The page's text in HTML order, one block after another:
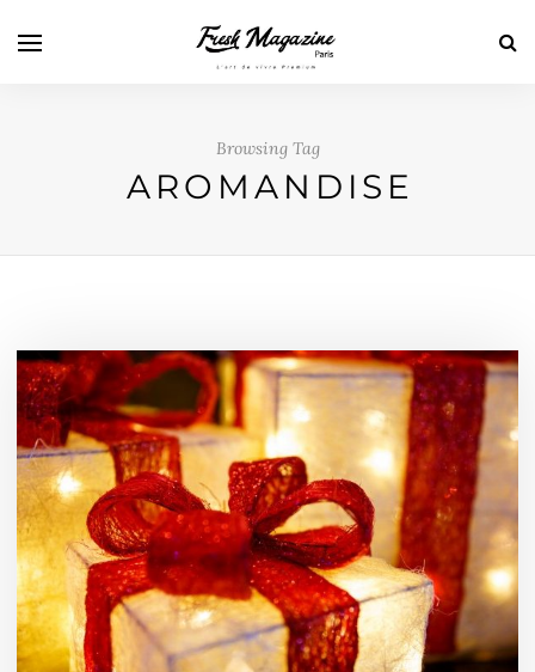
Browsing Tag
AROMANDISE